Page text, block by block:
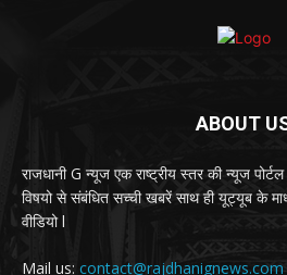
ABOUT
राजधानी G न्यूज एक राष्ट्रीय स्तर की न्यूज
विषयो से संबंधित सच्ची खबरें साथ ही यूट्यूब के
वीडियो l
Mail us: contact@rajdhanignews.com